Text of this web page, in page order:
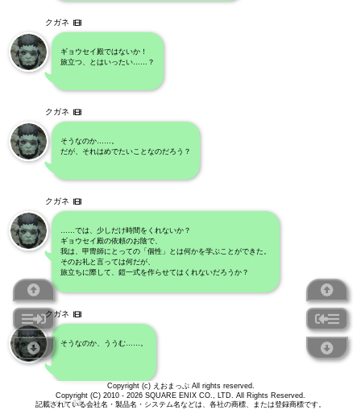
Copyright (c) えおまっぷ All rights reserved.
Copyright (C) 2010 - 2026 SQUARE ENIX CO., LTD. All Rights Reserved.
記載されている会社名・製品名・システム名などは、各社の商標、または登録商標です。
クガネ
ギョウセイ殿ではないか！
旅立つ、とはいったい……？
クガネ
そうなのか……。
だが、それはめでたいことなのだろう？
クガネ
……では、少しだけ時間をくれないか？
ギョウセイ殿の依頼のお陰で、
我は、甲冑師にとっての「個性」とは何かを学ぶことができた。
そのお礼と言っては何だが、
旅立ちに際して、鎧一式を作らせてはくれないだろうか？
クガネ
そうなのか、ううむ……。
クガネ